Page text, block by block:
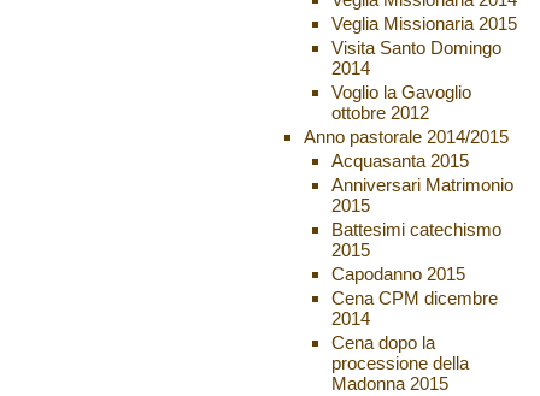
Veglia Missionaria 2015
Visita Santo Domingo
2014
Voglio la Gavoglio
ottobre 2012
Anno pastorale 2014/2015
Acquasanta 2015
Anniversari Matrimonio
2015
Battesimi catechismo
2015
Capodanno 2015
Cena CPM dicembre
2014
Cena dopo la
processione della
Madonna 2015